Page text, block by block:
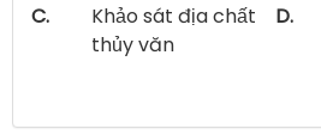
C.
Khảo sát địa chất
thủy văn
D.